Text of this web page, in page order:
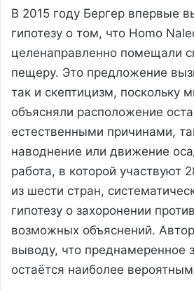
В 2015 году Бергер впервые
гипотезу о том, что Homo
целенаправленно помещали
пещеру. Это предложение
так и скептицизм, поскольку
объясняли расположение
естественными причинами,
наводнение или движение
работа, в которой участвуют
из шести стран,
гипотезу о захоронении
возможных объяснений.
выводу, что преднамеренное
остаётся наиболее